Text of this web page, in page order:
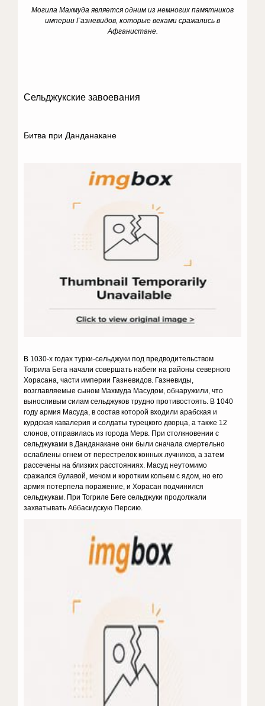
Могила Махмуда является одним из немногих памятников
империи Газневидов, которые веками сражались в
Афганистане.
Сельджукские завоевания
Битва при Данданакане
В 1030-х годах турки-сельджуки под предводительством
Тогрила Бега начали совершать набеги на районы северного
Хорасана, части империи Газневидов. Газневиды,
возглавляемые сыном Махмуда Масудом, обнаружили, что
выносливым силам сельджуков трудно противостоять. В 1040
году армия Масуда, в состав которой входили арабская и
курдская кавалерия и солдаты турецкого дворца, а также 12
слонов, отправилась из города Мерв. При столкновении с
сельджуками в Данданакане они были сначала смертельно
ослаблены огнем от перестрелок конных лучников, а затем
рассечены на близких расстояниях. Масуд неутомимо
сражался булавой, мечом и коротким копьем с ядом, но его
армия потерпела поражение, и Хорасан подчинился
сельджукам. При Тогриле Беге сельджуки продолжали
захватывать Аббасидскую Персию.